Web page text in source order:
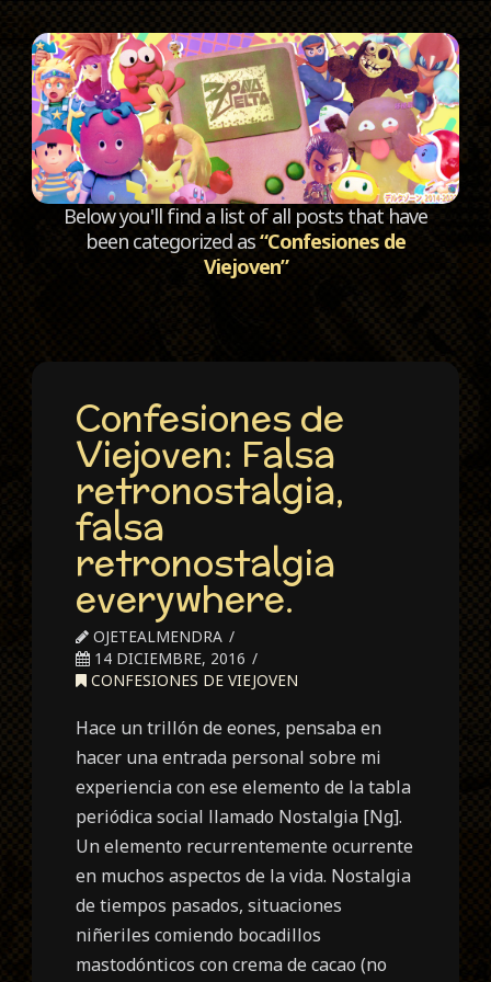
Below you'll find a list of all posts that have
been categorized as“Confesiones de
Viejoven”
Confesiones de
Viejoven: Falsa
retronostalgia,
falsa
retronostalgia
everywhere.
OJETEALMENDRA
14 DICIEMBRE, 2016
CONFESIONES DE VIEJOVEN
Hace un trillón de eones, pensaba en
hacer una entrada personal sobre mi
experiencia con ese elemento de la tabla
periódica social llamado Nostalgia [Ng].
Un elemento recurrentemente ocurrente
en muchos aspectos de la vida. Nostalgia
de tiempos pasados, situaciones
niñeriles comiendo bocadillos
mastodónticos con crema de cacao (no